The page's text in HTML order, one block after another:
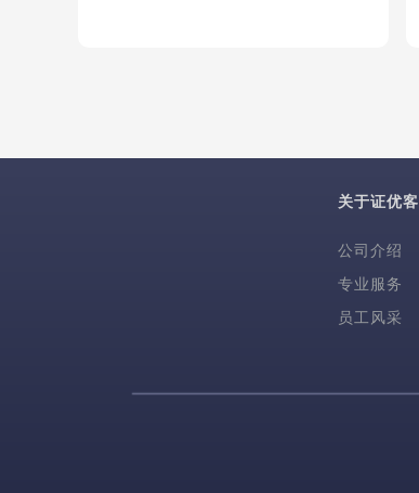
关于证优客
公司介绍
专业服务
员工风采